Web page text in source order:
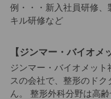
例・・・新入社員研修、
キル研修など
【ジンマー・バイオメ
ジンマー・バイオメッ
スの会社で、整形のド
ん。 整形外科分野は高